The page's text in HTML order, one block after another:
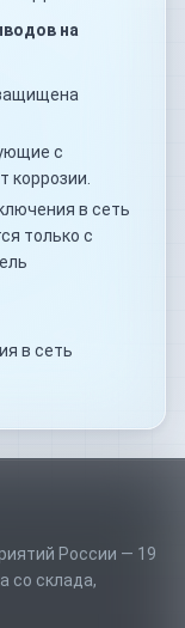
на
с
в сеть
только с
в сеть
России — 19
со склада,